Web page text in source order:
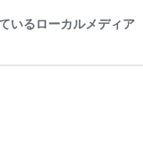
いるローカルメディア